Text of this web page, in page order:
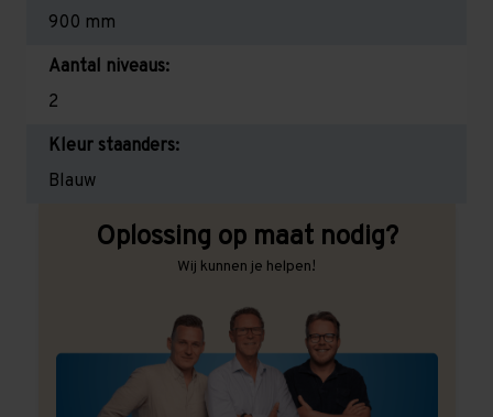
900 mm
Aantal niveaus:
2
Kleur staanders:
Blauw
Oplossing op maat nodig?
Wij kunnen je helpen!